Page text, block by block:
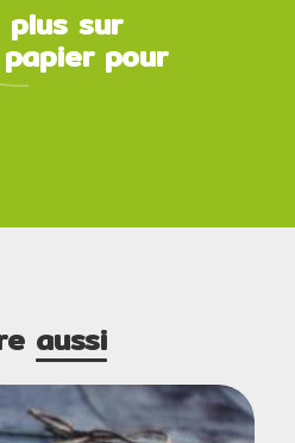
sur
pour
aussi